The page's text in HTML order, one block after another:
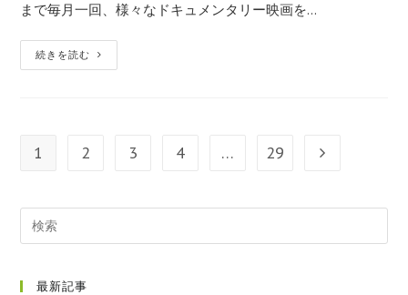
まで毎月一回、様々なドキュメンタリー映画を…
続きを読む
1 2 3 4 … 29
最新記事